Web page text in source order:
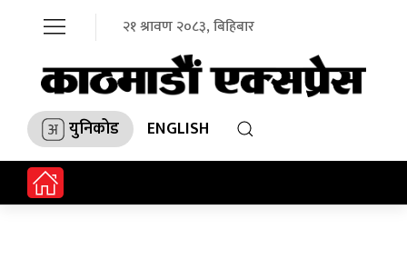
२१ श्रावण २०८३, बिहिबार
युनिकोड ENGLISH